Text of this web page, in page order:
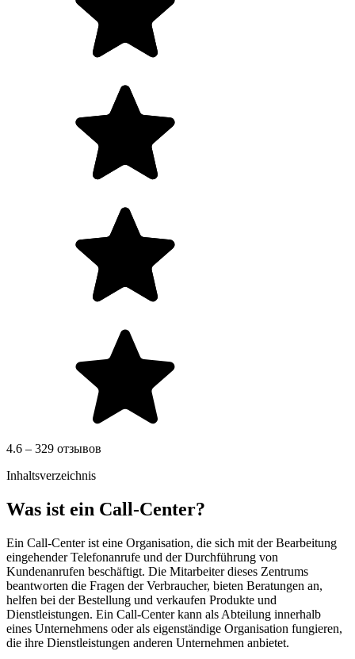
4.6 – 329 отзывов
Inhaltsverzeichnis
Was ist ein Call-Center?
Ein Call-Center ist eine Organisation, die sich mit der Bearbeitung
eingehender Telefonanrufe und der Durchführung von
Kundenanrufen beschäftigt. Die Mitarbeiter dieses Zentrums
beantworten die Fragen der Verbraucher, bieten Beratungen an,
helfen bei der Bestellung und verkaufen Produkte und
Dienstleistungen. Ein Call-Center kann als Abteilung innerhalb
eines Unternehmens oder als eigenständige Organisation fungieren,
die ihre Dienstleistungen anderen Unternehmen anbietet.